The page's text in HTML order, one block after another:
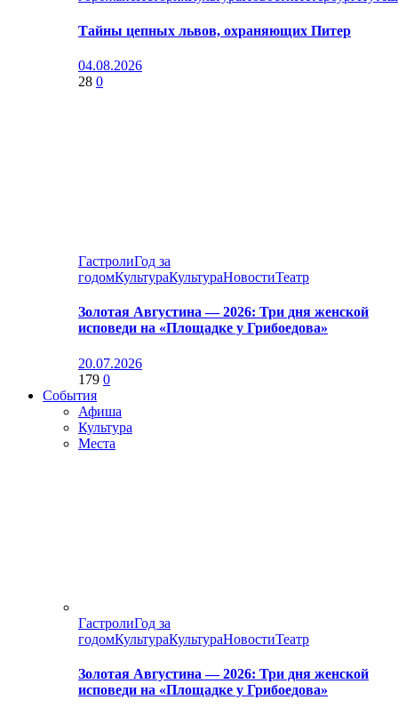
Тайны цепных львов, охраняющих Питер
04.08.2026
28 0
ГастролиГод за
годомКультураКультураНовостиТеатр
Золотая Августина — 2026: Три дня женской
исповеди на «Площадке у Грибоедова»
20.07.2026
179 0
События
Афиша
Культура
Места
ГастролиГод за
годомКультураКультураНовостиТеатр
Золотая Августина — 2026: Три дня женской
исповеди на «Площадке у Грибоедова»